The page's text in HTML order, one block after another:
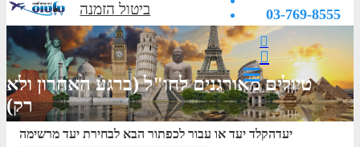
ביטול הזמנה
03-769-8555
טיולים מאורגנים לחו"ל (ברגע האחרון ולא
רק)
יעדהקלד יעד או עבור לכפתור הבא לבחירת יעד מרשימה